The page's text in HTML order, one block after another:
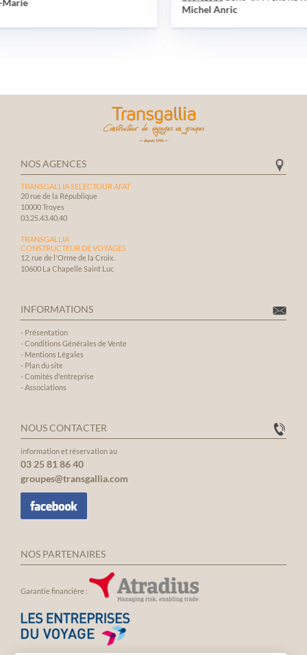
Croatie avec Transgallia.
Michel Anric
NOS AGENCES
TRANSGALLIA SELECTOUR AFAT
20 rue de la République
10000 Troyes
03.25.43.40.40
TRANSGALLIA
CONSTRUCTEUR DE VOYAGES
12, rue de l'Orme de la Croix.
10600 La Chapelle Saint Luc
INFORMATIONS
- Présentation
- Conditions Générales de Vente
- Mentions Légales
- Plan du site
- Comités d'entreprise
- Associations
NOUS CONTACTER
information et réservation au
03 25 81 86 40
groupes@transgallia.com
NOS PARTENAIRES
Garantie financière :